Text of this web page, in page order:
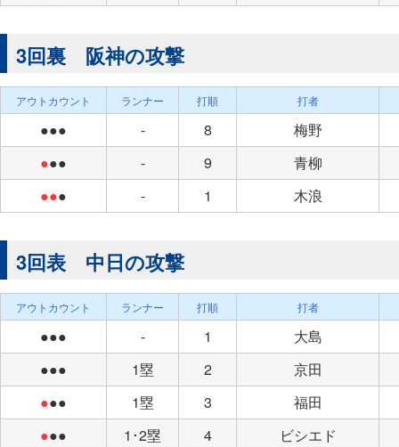
3回裏 阪神の攻撃
アウトカウント ランナー 打順 打者
●●● - 8
梅野
●●● - 9
青柳
●●● - 1 木浪
3回表 中日の攻撃
アウトカウント ランナー 打順 打者
●●● - 1
大島
●●●
1塁 2
京田
●●● 1塁 3
福田
●●● 1･2塁 4 ビシエド